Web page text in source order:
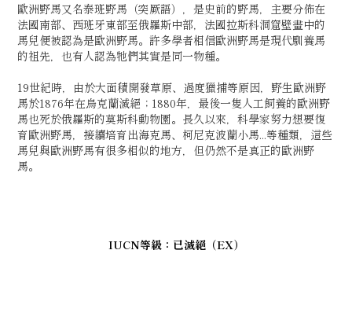
歐洲野馬又名泰班野馬（突厥語），是史前的野馬，主要分佈在
法國南部、西班牙東部至俄羅斯中部，法國拉斯科洞窟壁畫中的
馬兒便被認為是歐洲野馬。許多學者相信歐洲野馬是現代馴養馬
的祖先，也有人認為牠們其實是同一物種。
19世紀時，由於大面積開發草原、過度獵捕等原因，野生歐洲野
馬於1876年在烏克蘭滅絕；1880年，最後一隻人工飼養的歐洲野
馬也死於俄羅斯的莫斯科動物園。長久以來，科學家努力想要復
育歐洲野馬，接續培育出海克馬、柯尼克波蘭小馬...等種類，這些
馬兒與歐洲野馬有很多相似的地方，但仍然不是真正的歐洲野
馬。
IUCN等級：已滅絕（EX）